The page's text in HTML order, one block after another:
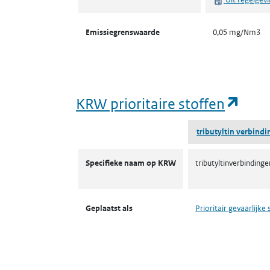
Emissiegrenswaarde 0,05 mg/Nm3
KRW prioritaire stoffen
tributyltin
Specifieke naam op KRW
Geplaatst als Prioritair gevaarlijke